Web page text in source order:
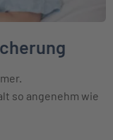
so angenehm wie